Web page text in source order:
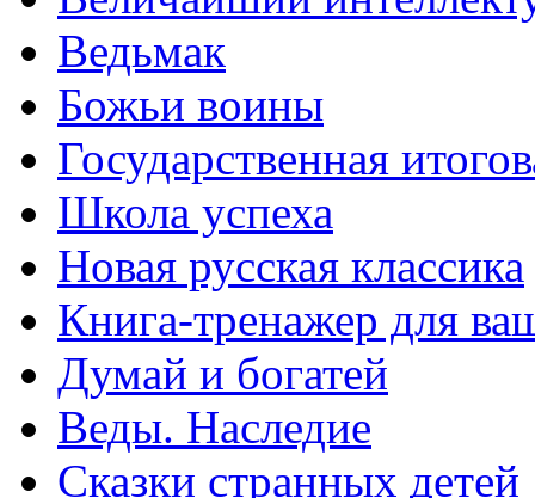
Ведьмак
Божьи воины
Государственная
Школа успеха
Новая русская классика
Книга-тренажер для
Думай и богатей
Веды. Наследие
Сказки странных детей